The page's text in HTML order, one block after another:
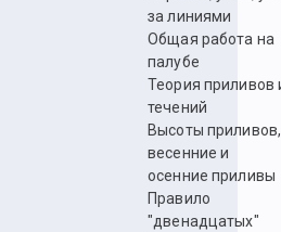
за линиями
Общая работа на
палубе
Теория приливов
течений
Высоты приливов,
весенние и
осенние приливы
Правило
"двенадцатых"